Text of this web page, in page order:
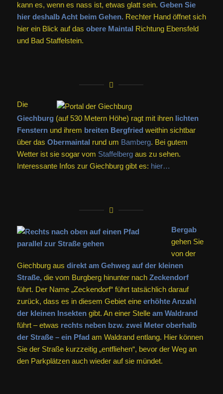
kann es, wenn es nass ist, etwas glatt sein. Geben Sie
hier deshalb Acht beim Gehen. Rechter Hand öffnet sich
hier ein Blick auf das obere Maintal Richtung Ebensfeld
und Bad Staffelstein.
Die
Giechburg (auf 530 Metern Höhe) ragt mit ihren lichten
Fensternund ihrem breiten Bergfried weithin sichtbar
über das Obermaintal rund um Bamberg. Bei gutem
Wetter ist sie sogar vom Staffelbergaus zu sehen.
Interessante Infos zur Giechburg gibt es: hier…
Bergab
gehen Sie
von der
Giechburg aus direkt am Gehweg auf der kleinen
Straße,die vom Burgberg hinunter nach Zeckendorf
führt. Der Name „Zeckendorf“ führt tatsächlich darauf
zurück, dass es in diesem Gebiet eine erhöhte Anzahl
der kleinen Insektengibt. An einer Stelle am Waldrand
führt – etwas rechts neben bzw. zwei Meter oberhalb
der Straße – ein Pfad am Waldrand entlang. Hier können
Sie der Straße kurzzeitig „entfliehen“, bevor der Weg an
den Parkplätzen auch wieder auf sie mündet.